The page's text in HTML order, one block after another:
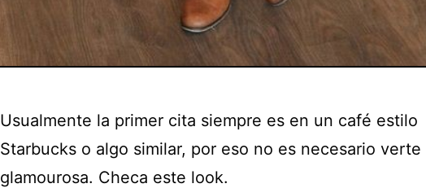
Usualmente la primer cita siempre es en un café estilo
Starbucks o algo similar, por eso no es necesario verte
glamourosa. Checa este look.